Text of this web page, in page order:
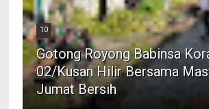
10
Gotong Royong Babinsa
02/Kusan Hilir Bersama
Jumat Bersih